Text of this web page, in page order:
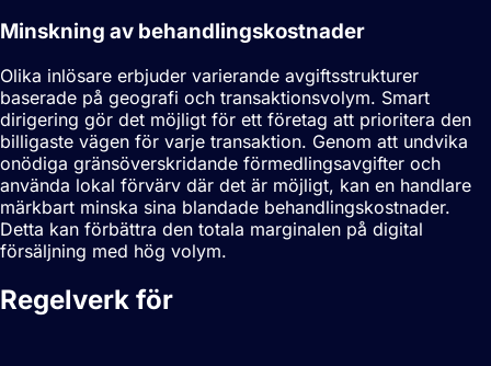
Minskning av behandlingskostnader
Olika inlösare erbjuder varierande avgiftsstrukturer
baserade på geografi och transaktionsvolym. Smart
dirigering gör det möjligt för ett företag att prioritera den
billigaste vägen för varje transaktion. Genom att undvika
onödiga gränsöverskridande förmedlingsavgifter och
använda lokal förvärv där det är möjligt, kan en handlare
märkbart minska sina blandade behandlingskostnader.
Detta kan förbättra den totala marginalen på digital
försäljning med hög volym.
Regelverk för